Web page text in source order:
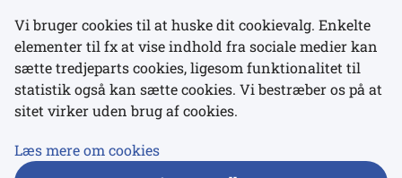
Links
Udgivelser
Vi bruger cookies til at huske dit cookievalg. Enkelte
elementer til fx at vise indhold fra sociale medier kan
sætte tredjeparts cookies, ligesom funktionalitet til
statistik også kan sætte cookies. Vi bestræber os på at
sitet virker uden brug af cookies.
Læs mere om cookies